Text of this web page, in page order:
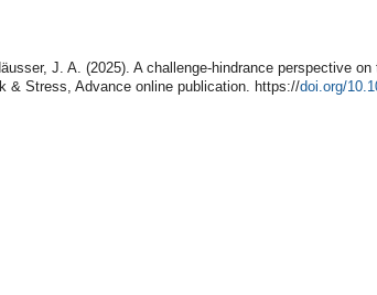
J. A. (2025). A challenge-hindrance perspective
& Stress, Advance online publication. https://doi.org/